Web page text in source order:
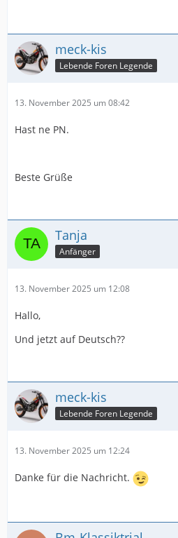
meck-kis
Lebende Foren Legende
13. November 2025 um 08:42
Hast ne PN.
Beste Grüße
Tanja
Anfänger
13. November 2025 um 12:08
Hallo,
Und jetzt auf Deutsch??
meck-kis
Lebende Foren Legende
13. November 2025 um 12:24
Danke für die Nachricht.